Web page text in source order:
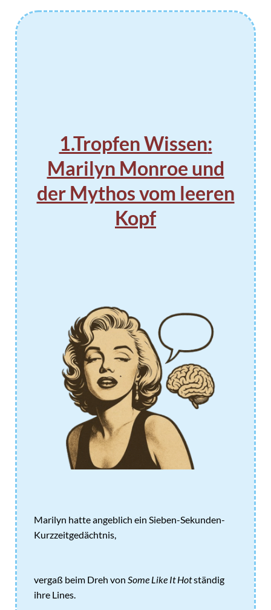
1.Tropfen Wissen:
Marilyn Monroe und
der Mythos vom leeren
Kopf
Marilyn hatte angeblich ein Sieben-Sekunden-
Kurzzeitgedächtnis,
vergaß beim Dreh von Some Like It Hotständig
ihre Lines.